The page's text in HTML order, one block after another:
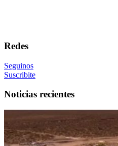
Redes
Seguinos
Suscribite
Noticias recientes